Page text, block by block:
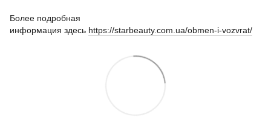
Более подробная
информация здесь https://starbeauty.com.ua/obmen-i-vozvrat/